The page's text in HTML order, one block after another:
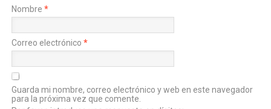
Nombre *
Correo electrónico *
Guarda mi nombre, correo electrónico y web en este navegador
para la próxima vez que comente.